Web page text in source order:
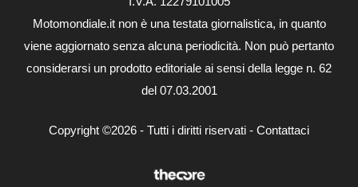
Motomondiale.it non è una testata giornalistica, in quanto
viene aggiornato senza alcuna periodicità. Non può pertanto
considerarsi un prodotto editoriale ai sensi della legge n. 62
del 07.03.2001
Copyright ©2026 - Tutti i diritti riservati - Contattaci